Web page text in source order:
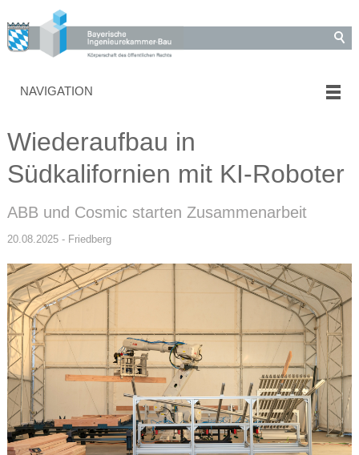
NAVIGATION
Wiederaufbau in
Südkalifornien mit KI-Roboter
ABB und Cosmic starten Zusammenarbeit
20.08.2025 - Friedberg